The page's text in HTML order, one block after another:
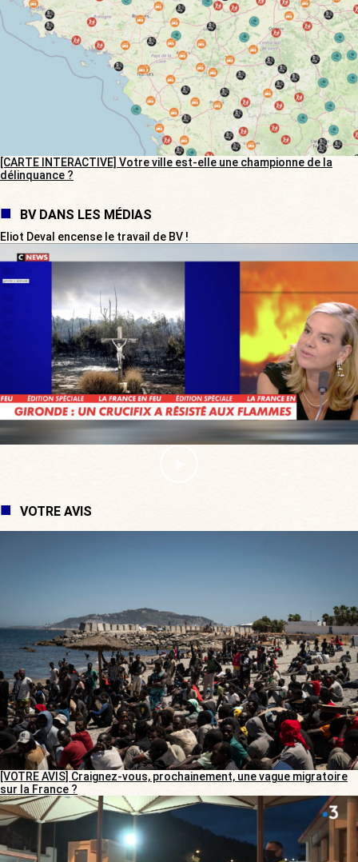
[CARTE INTERACTIVE] Votre ville est-elle une championne de la
délinquance ?
BV DANS LES MÉDIAS
Eliot Deval encense le travail de BV !
VOTRE AVIS
[VOTRE AVIS] Craignez-vous, prochainement, une vague migratoire
sur la France ?